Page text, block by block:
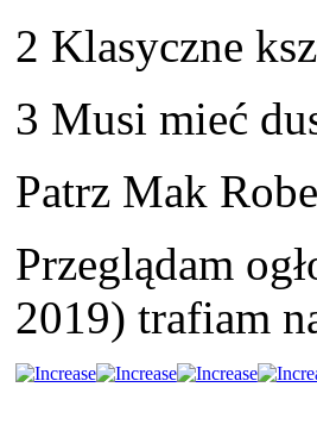
2 Klasyczne
3 Musi mieć
Patrz Mak
Przeglądam
2019) trafiam